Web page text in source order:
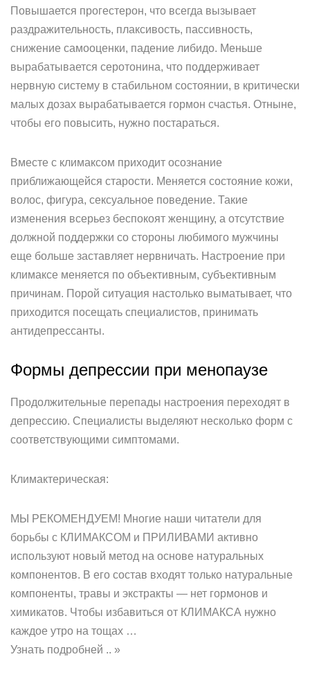
Повышается прогестерон, что всегда вызывает
раздражительность, плаксивость, пассивность,
снижение самооценки, падение либидо. Меньше
вырабатывается серотонина, что поддерживает
нервную систему в стабильном состоянии, в критически
малых дозах вырабатывается гормон счастья. Отныне,
чтобы его повысить, нужно постараться.
Вместе с климаксом приходит осознание
приближающейся старости. Меняется состояние кожи,
волос, фигура, сексуальное поведение. Такие
изменения всерьез беспокоят женщину, а отсутствие
должной поддержки со стороны любимого мужчины
еще больше заставляет нервничать. Настроение при
климаксе меняется по объективным, субъективным
причинам. Порой ситуация настолько выматывает, что
приходится посещать специалистов, принимать
антидепрессанты.
Формы депрессии при менопаузе
Продолжительные перепады настроения переходят в
депрессию. Специалисты выделяют несколько форм с
соответствующими симптомами.
Климактерическая:
МЫ РЕКОМЕНДУЕМ! Многие наши читатели для
борьбы с КЛИМАКСОМ и ПРИЛИВАМИ активно
используют новый метод на основе натуральных
компонентов. В его состав входят только натуральные
компоненты, травы и экстракты — нет гормонов и
химикатов. Чтобы избавиться от КЛИМАКСА нужно
каждое утро на тощах …
Узнать подробней .. »